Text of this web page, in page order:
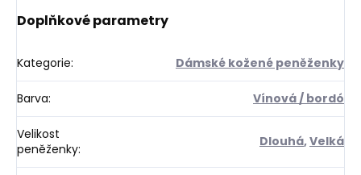
Doplňkové parametry
Kategorie: Dámské kožené peněženky
Barva: Vínová / bordó
Velikost
peněženky: Dlouhá,Velká